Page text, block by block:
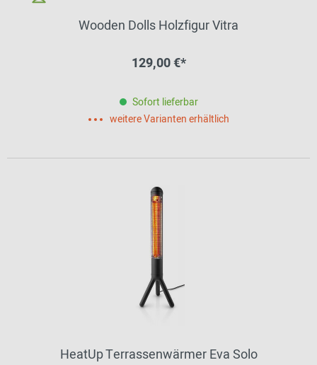
Wooden Dolls Holzfigur Vitra
129,00 €*
Sofort lieferbar
weitere Varianten erhältlich
HeatUp Terrassenwärmer Eva Solo